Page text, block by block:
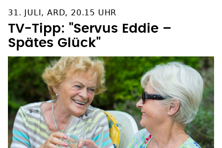
31. JULI, ARD, 20.15 UHR
TV-Tipp: "Servus Eddie –
Spätes Glück"